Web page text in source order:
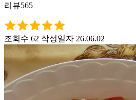
리뷰565
조회수 62 작성일자 26.06.02